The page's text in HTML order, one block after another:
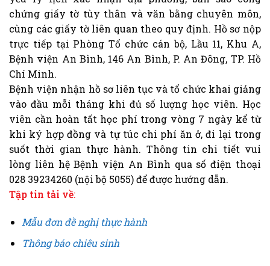
chứng giấy tờ tùy thân và văn bằng chuyên môn,
cùng các giấy tờ liên quan theo quy định. Hồ sơ nộp
trực tiếp tại Phòng Tổ chức cán bộ, Lầu 11, Khu A,
Bệnh viện An Bình, 146 An Bình, P. An Đông, TP. Hồ
Chí Minh.
Bệnh viện nhận hồ sơ liên tục và tổ chức khai giảng
vào đầu mỗi tháng khi đủ số lượng học viên. Học
viên cần hoàn tất học phí trong vòng 7 ngày kể từ
khi ký hợp đồng và tự túc chi phí ăn ở, đi lại trong
suốt thời gian thực hành. Thông tin chi tiết vui
lòng liên hệ Bệnh viện An Bình qua số điện thoại
028 39234260 (nội bộ 5055) để được hướng dẫn.
Tập tin tải về:
Mẫu đơn đề nghị thực hành
Thông báo chiêu sinh